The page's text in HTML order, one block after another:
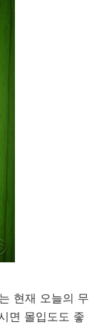
현재 오늘의 무
면 몰입도도 좋